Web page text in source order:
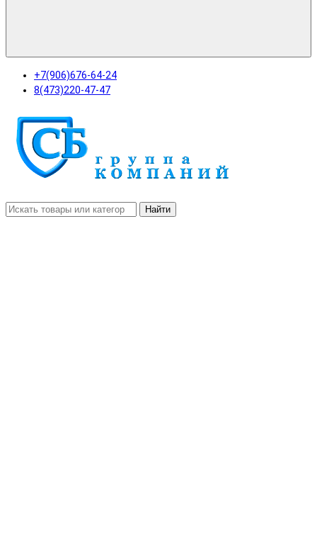
+7(906)676-64-24
8(473)220-47-47
Найти